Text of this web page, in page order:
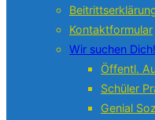
Kontaktformular
Wir suchen Dich!
Öffentl.
Schüler
Genial